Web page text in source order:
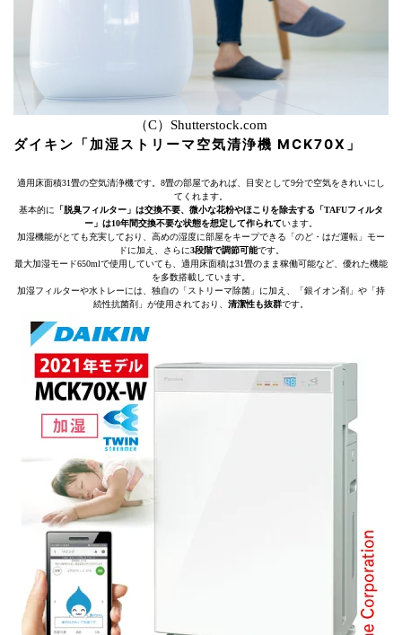
（C）Shutterstock.com
ダイキン「加湿ストリーマ空気清浄機 MCK70X」
適用床面積31畳の空気清浄機です。8畳の部屋であれば、目安として9分で空気をきれいにし
てくれます。
基本的に 「脱臭フィルター」は交換不要、微小な花粉やほこりを除去する「TAFUフィルタ
ー」は10年間交換不要な状態を想定して作られています。
加湿機能がとても充実しており、高めの湿度に部屋をキープできる「のど・はだ運転」モー
ドに加え、さらに3段階で調節可能です。
最大加湿モード650mlで使用していても、適用床面積は31畳のまま稼働可能など、優れた機能
を多数搭載しています。
加湿フィルターや水トレーには、独自の「ストリーマ除菌」に加え、「銀イオン剤」や「持
続性抗菌剤」が使用されており、 清潔性も抜群です。